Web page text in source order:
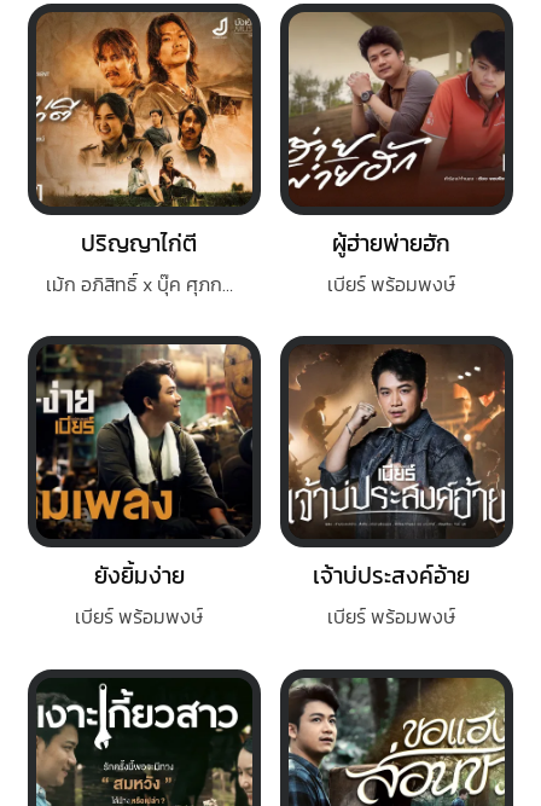
ปริญญาไก่ตี
เม้ก อภิสิทธิ์ x บุ๊ค ศุภกาญจน์
ผู้ฮ่ายพ่ายฮัก
เบียร์ พร้อมพงษ์
ยังยิ้มง่าย
เบียร์ พร้อมพงษ์
เจ้าบ่ประสงค์อ้าย
เบียร์ พร้อมพงษ์